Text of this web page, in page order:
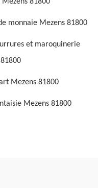
monnaie Mezens 81800
et maroquinerie
Mezens 81800
Mezens 81800